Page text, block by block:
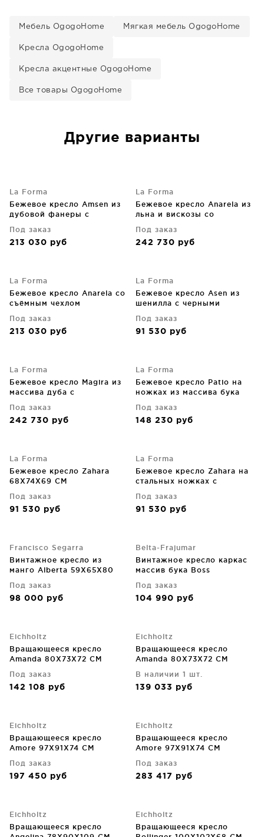
Мебель OgogoHome Мягкая мебель OgogoHome
Кресла OgogoHome
Кресла акцентные OgogoHome
Все товары OgogoHome
Другие варианты
La Forma
Бежевое кресло Amsen из
дубовой фанеры с
нержавеющей стали
83X86X77 CM
Под заказ
213 030 руб
La Forma
Бежевое кресло Anarela из
льна и вискозы со
110X107X64 CM
Под заказ
242 730 руб
La Forma
Бежевое кресло Anarela со
съёмным чехлом
Под заказ
213 030 руб
La Forma
Бежевое кресло Asen из
шенилла с черными
100% 66X69X80 CM
Под заказ
91 530 руб
La Forma
Бежевое кресло Magira из
массива дуба с
Под заказ
242 730 руб
La Forma
Бежевое кресло Patio на
ножках из массива бука
CM
Под заказ
148 230 руб
La Forma
Бежевое кресло Zahara
68X74X69 CM
Под заказ
91 530 руб
La Forma
Бежевое кресло Zahara на
стальных ножках с
FSC 100% 68X74X69 CM
Под заказ
91 530 руб
Francisco Segarra
Винтажное кресло из
манго Alberta 59X65X80
Под заказ
98 000 руб
Belta-Frajumar
Винтажное кресло каркас
массив бука Boss
Под заказ
104 990 руб
Eichholtz
Вращающееся кресло
Amanda 80X73X72 CM
Под заказ
142 108 руб
Eichholtz
Вращающееся кресло
Amanda 80X73X72 CM
В наличии 1 шт.
139 033 руб
Eichholtz
Вращающееся кресло
Amore 97X91X74 CM
Под заказ
197 450 руб
Eichholtz
Вращающееся кресло
Amore 97X91X74 CM
Под заказ
283 417 руб
Eichholtz
Вращающееся кресло
Eichholtz
Вращающееся кресло